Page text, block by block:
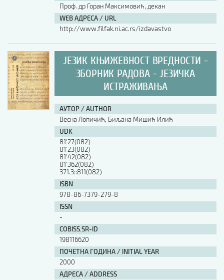
Проф. др Горан Максимовић, декан
WEB АДРЕСА / URL
http://www.filfak.ni.ac.rs/izdavastvo
ЈЕЗИК КЊИЖЕВНОСТ ВРЕДНОСТИ -
ЗБОРНИК РАДОВА - ЈЕЗИЧКА
ИСТРАЖИВАЊА
АУТОР / AUTHOR
Весна Лопичић, Биљана Мишић Илић
UDK
81'27(082)
81'23(082)
81'42(082)
81'362(082)
371.3::811(082)
ISBN
978-86-7379-279-8
ISSN
-
COBISS.SR-ID
198116620
ПОЧЕТНА ГОДИНА / INITIAL YEAR
2000
АДРЕСА / ADDRESS